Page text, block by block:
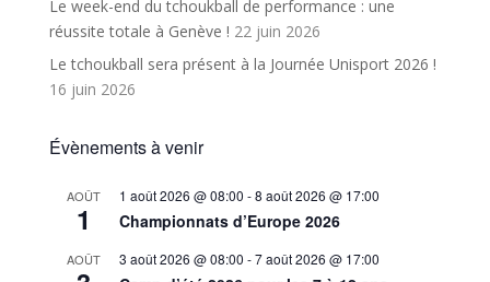
Le week-end du tchoukball de performance : une
réussite totale à Genève ! 22 juin 2026
Le tchoukball sera présent à la Journée Unisport 2026 !
16 juin 2026
Évènements à venir
AOÛT
1
1 août 2026 @ 08:00 -8 août 2026 @ 17:00
Championnats d’Europe 2026
AOÛT 3 août 2026 @ 08:00 -7 août 2026 @ 17:00